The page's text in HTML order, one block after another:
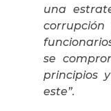
una
se
principios
este”.